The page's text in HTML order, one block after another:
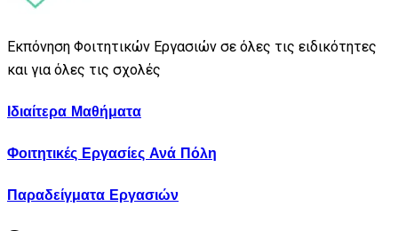
Εκπόνηση Φοιτητικών Εργασιών σε όλες τις ειδικότητες
και για όλες τις σχολές
Ιδιαίτερα Μαθήματα
Φοιτητικές Εργασίες Ανά Πόλη
Παραδείγματα Εργασιών